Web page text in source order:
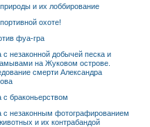
и их лоббирование
охоте!
фуа-гра
с незаконной добычей песка и
на Жуковом острове.
смерти Александра
с браконьерством
с незаконным фотографированием
и их контрабандой